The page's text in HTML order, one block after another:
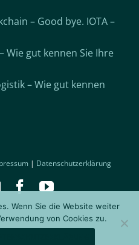
– Good bye. IOTA –
Wie gut kennen Sie Ihre
– Wie gut kennen
| Datenschutzerklärung
Email Facebook
YouTube
Wenn Sie die Website weiter
von Cookies zu.